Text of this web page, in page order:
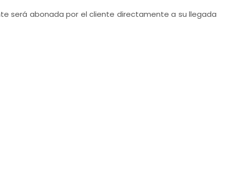
será abonada por el cliente directamente a su llegada